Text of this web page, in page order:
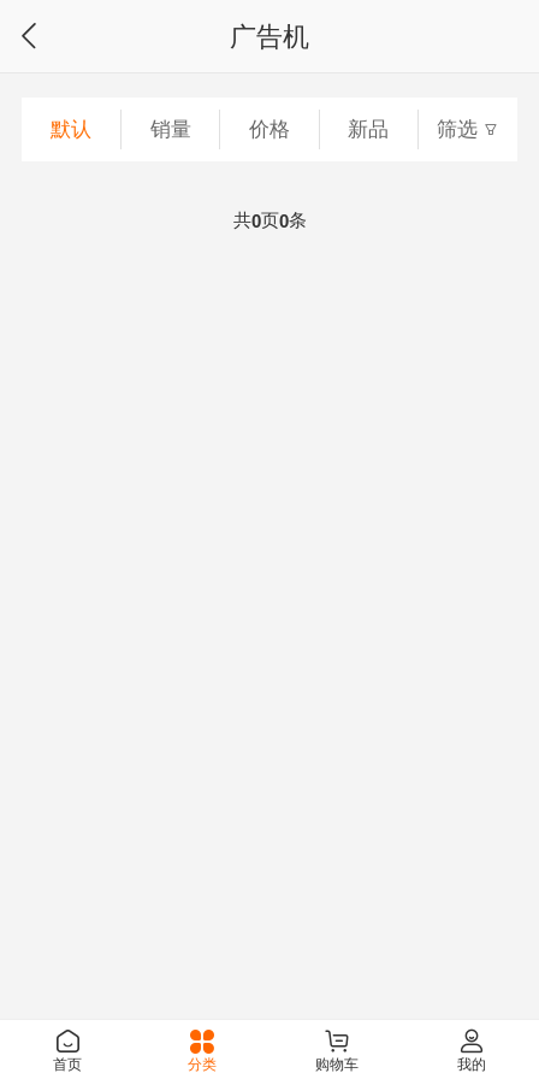
广告机
默认 销量 价格 新品 筛选
共0页0条
首页 分类 购物车 我的